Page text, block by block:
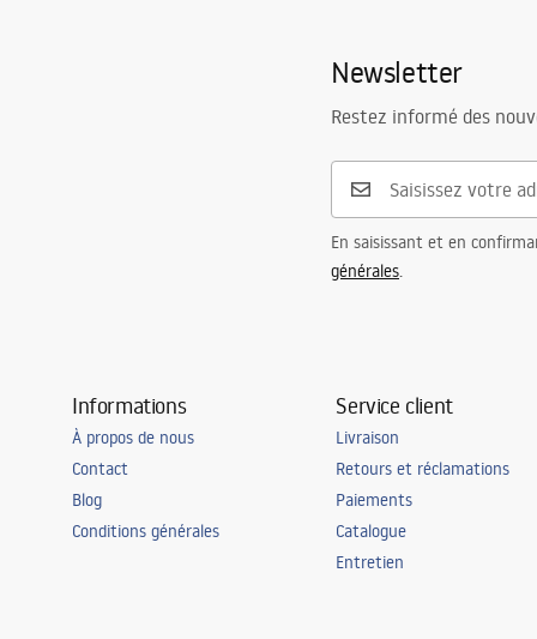
joint
steel-silicon
90 mm
universel,
de cuisine,
Newsletter
Restez informé des
En saisissant et en
générales.
Informations
À propos de nous
Contact
Blog
Conditions générales
Service client
Livraison
Retours et réclamations
Paiements
Catalogue
Entretien